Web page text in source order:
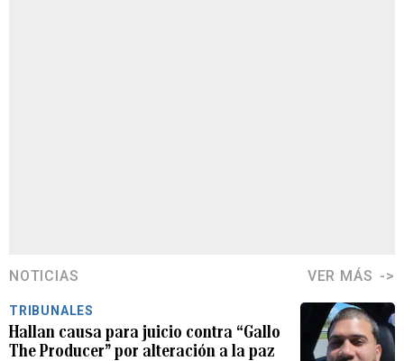
NOTICIAS VER MÁS
TRIBUNALES
Hallan causa para juicio contra “Gallo
The Producer” por alteración a la paz